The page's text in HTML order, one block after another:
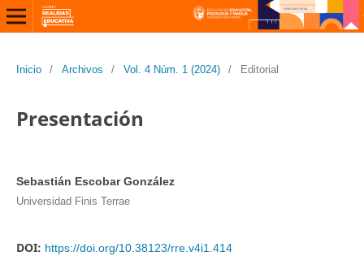
Inicio / Archivos / Vol. 4 Núm. 1 (2024) / Editorial
Presentación
Sebastián Escobar González
Universidad Finis Terrae
DOI: https://doi.org/10.38123/rre.v4i1.414